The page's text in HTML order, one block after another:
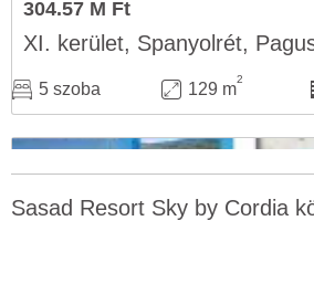
304.57 M Ft
XI. kerület, Spanyolrét,
5 szoba 129 m
2
Sasad Resort Sky by Cordia